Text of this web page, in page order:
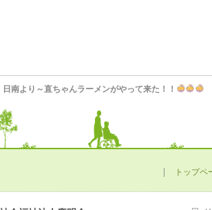
日南より～直ちゃんラーメンがやって来た！！
トップペ